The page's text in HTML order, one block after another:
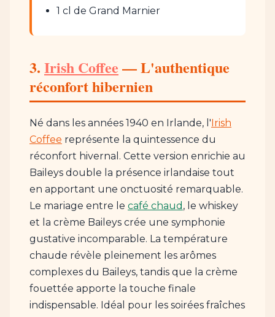
1 cl de Grand Marnier
3. Irish Coffee — L'authentique
réconfort hibernien
Né dans les années 1940 en Irlande, l'Irish
Coffee représente la quintessence du
réconfort hivernal. Cette version enrichie au
Baileys double la présence irlandaise tout
en apportant une onctuosité remarquable.
Le mariage entre le café chaud , le whiskey
et la crème Baileys crée une symphonie
gustative incomparable. La température
chaude révèle pleinement les arômes
complexes du Baileys, tandis que la crème
fouettée apporte la touche finale
indispensable. Idéal pour les soirées fraîches